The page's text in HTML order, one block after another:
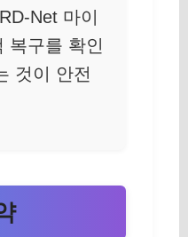
Net 마이
복구를 확인
것이 안전